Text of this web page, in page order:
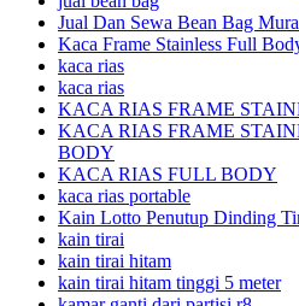
Jual Dan Sewa Bean Bag
Kaca Frame Stainless Full
kaca rias
kaca rias
KACA RIAS FRAME
KACA RIAS FRAME
BODY
KACA RIAS FULL BODY
kaca rias portable
Kain Lotto Penutup Dinding
kain tirai
kain tirai hitam
kain tirai hitam tinggi 5 meter